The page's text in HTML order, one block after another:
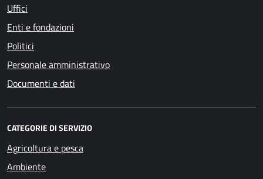
Uffici
Enti e fondazioni
Politici
Personale amministrativo
Documenti e dati
CATEGORIE DI SERVIZIO
Agricoltura e pesca
Ambiente